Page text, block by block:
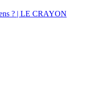
? | LE CRAYON